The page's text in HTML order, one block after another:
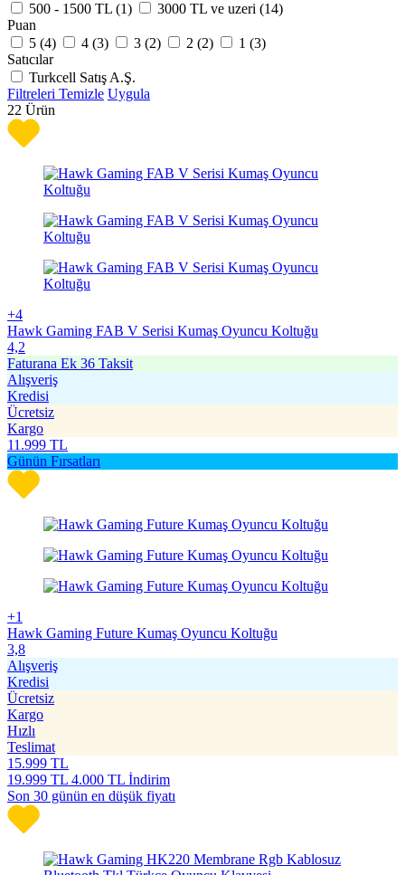
500 - 1500 TL (1) 3000 TL ve uzeri (14)
Puan
5 (4) 4 (3) 3 (2) 2 (2) 1 (3)
Satıcılar
Turkcell Satış A.Ş.
Filtreleri Temizle Uygula
22 Ürün
+4
Hawk Gaming FAB V Serisi Kumaş Oyuncu Koltuğu
4,2
Faturana Ek 36 Taksit
Alışveriş
Kredisi
Ücretsiz
Kargo
11.999 TL
Günün Fırsatları
+1
Hawk Gaming Future Kumaş Oyuncu Koltuğu
3,8
Alışveriş
Kredisi
Ücretsiz
Kargo
Hızlı
Teslimat
15.999 TL
19.999 TL 4.000 TL İndirim
Son 30 günün en düşük fiyatı